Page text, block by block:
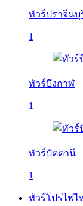
ทัวร์ปราจีนบุ
1
ทัวร์บึงกาฬ
1
ทัวร์ปัตตานี
1
ทัวร์โปรไฟไ